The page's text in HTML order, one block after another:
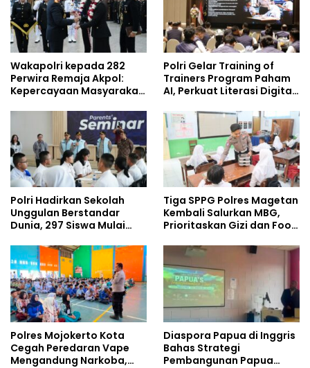
Wakapolri kepada 282
Perwira Remaja Akpol:
Kepercayaan Masyarakat
Polri Gelar Training of
Trainers Program Paham
AI, Perkuat Literasi Digital
Polri Hadirkan Sekolah
Unggulan Berstandar
Dunia, 297 Siswa Mulai
Tiga SPPG Polres Magetan
Kembali Salurkan MBG,
Prioritaskan Gizi dan Food
Polres Mojokerto Kota
Cegah Peredaran Vape
Mengandung Narkoba,
Diaspora Papua di Inggris
Bahas Strategi
Pembangunan Papua